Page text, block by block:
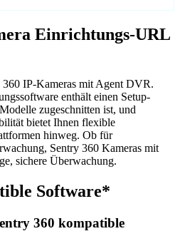
Einrichtungs-URL
IP-Kameras mit Agent DVR.
enthält einen Setup-
zugeschnitten ist, und
bietet Ihnen flexible
hinweg. Ob für
Sentry 360 Kameras mit
sichere Überwachung.
Software*
360 kompatible